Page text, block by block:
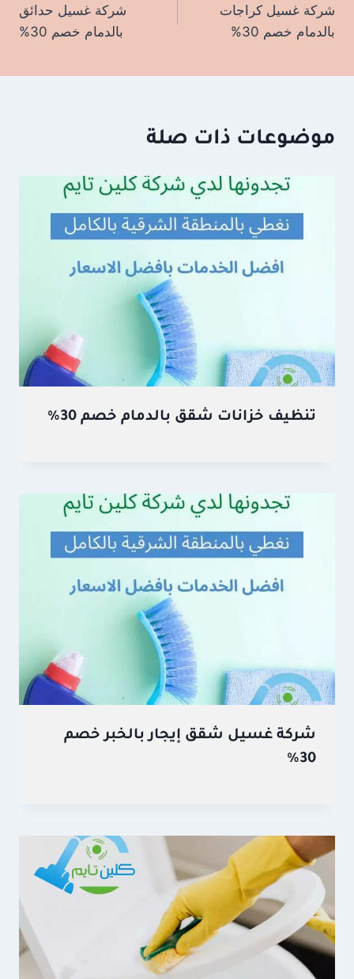
المقالات
شركة غسيل كراجات
بالدمام خصم 30%
شركة غسيل حدائق
بالدمام خصم 30%
موضوعات ذات صلة
تنظيف خزانات شقق بالدمام خصم 30%
شركة غسيل شقق إيجار بالخبر خصم
30%